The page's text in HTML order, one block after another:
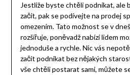
Jestliže byste chtěli podnikat, ale
začít, pak se podívejte na prodej
omezením. Tato možnost se v
rozšiřuje, poněvadž nabízí lidem
jednoduše a rychle. Nic vás
začít podnikat bez nějakých
vše chtěli postarat sami, můžete